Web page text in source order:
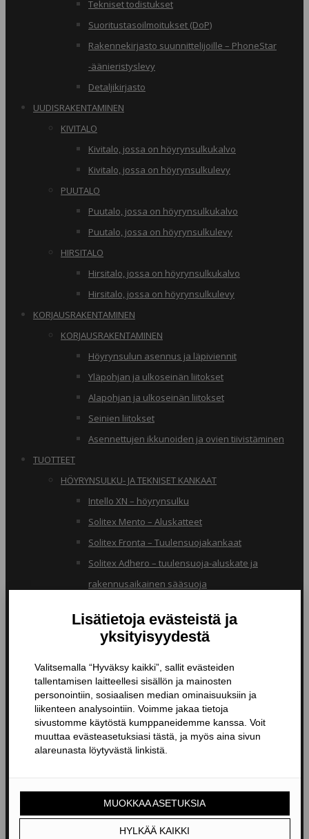
Tekniset todistukset
Suoritustasoilmoitukset (DoP)
Rakennekirjasto suunnittelijoille – PhoneStar
-äänieristyslevy
Detaljikirjasto
UUDISRAKENTAMINEN
KIVITALO
Kivitalo, jossa on höyrynsulkukalvo
Kivitalo, jossa on höyrynsulkulevy
PUUTALO
Puutalo, jossa on höyrynsulkukalvo
Puutalo, jossa on höyrynsulkulevy
HIRSITALO
Hirsitalo, jossa on höyrynsulkukalvo
Hirsitalo, jossa on höyrynsulkulevy
KORJAUSRAKENTAMINEN
KORJAUSRAKENTAMINEN
Höyrynsulun asennus ja läpiviennit
Yläpohjan ja ulkoseinän liitokset
Alapohjan ja ulkoseinän liitokset
Seinien liitokset
Asennettujen ikkunoiden ja ovien tiivistäminen
TUOTTEET
HÖYRYNSULKU- JA TEKNISET KANKAAT
Intello XN – höyrynsulku
Solitex Mento – Aluskatteet
Solitex Fronta – Tuulensuojakankaat
Solitex Adhero – tuulensuoja-aluskate ja
rakennusaikainen sääsuoja
TIIVISTYSTUOTTEET
Butyylinauhat ja -teipit
Liitosnauhat
Läpiviennit
Tiivistyspinnoitteet ja -massat
Tiivistysteipit
Pohjustusaineet ja tarvikkeet
RAKENNERUUVIT
RAPID osakierreruuvit